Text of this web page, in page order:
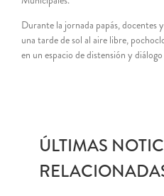
Durante la jornada papás,
una tarde de sol al aire libre,
en un espacio de distensión y
ÚLTIMAS